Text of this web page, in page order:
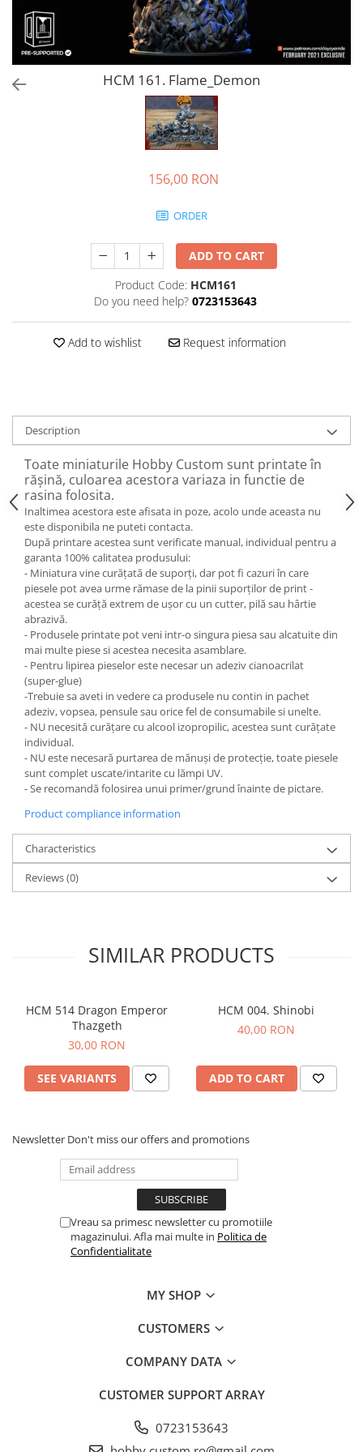
HCM 161. Flame_Demon
156,00 RON
ORDER
ADD TO CART
Product Code: HCM161
Do you need help? 0723153643
Add to wishlist Request information
Description
Toate miniaturile Hobby Custom sunt printate în
rășină, culoarea acestora variaza in functie de
rasina folosita.
Inaltimea acestora este afisata in poze, acolo unde aceasta nu
este disponibila ne puteti contacta.
După printare acestea sunt verificate manual, individual pentru a
garanta 100% calitatea produsului:
- Miniatura vine curățată de suporți, dar pot fi cazuri în care
piesele pot avea urme rămase de la pinii suporților de print -
acestea se curăță extrem de ușor cu un cutter, pilă sau hârtie
abrazivă.
- Produsele printate pot veni intr-o singura piesa sau alcatuite din
mai multe piese si acestea necesita asamblare.
- Pentru lipirea pieselor este necesar un adeziv cianoacrilat
(super-glue)
-Trebuie sa aveti in vedere ca produsele nu contin in pachet
adeziv, vopsea, pensule sau orice fel de consumabile si unelte.
- NU necesită curățare cu alcool izopropilic, acestea sunt curățate
individual.
- NU este necesară purtarea de mănuși de protecție, toate piesele
sunt complet uscate/intarite cu lămpi UV.
- Se recomandă folosirea unui primer/grund înainte de pictare.
Product compliance information
Characteristics
Reviews(0)
SIMILAR PRODUCTS
HCM 514 Dragon Emperor
Thazgeth
30,00 RON
SEE VARIANTS
HCM 004. Shinobi
40,00 RON
ADD TO CART
Newsletter Don't miss our offers and promotions
Vreau sa primesc newsletter cu promotiile
magazinului. Afla mai multe in Politica de
Confidentialitate
MY SHOP
CUSTOMERS
COMPANY DATA
CUSTOMER SUPPORTARRAY
0723153643